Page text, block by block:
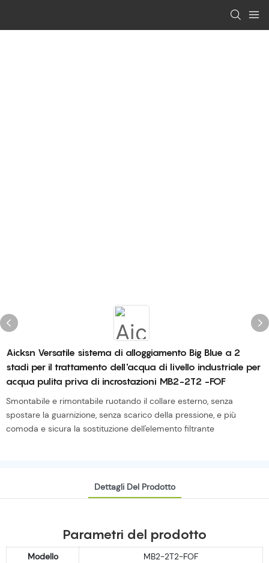
Aicksn Versatile sistema di alloggiamento Big Blue a 2
stadi per il trattamento dell'acqua di livello industriale per
acqua pulita priva di incrostazioni MB2-2T2 -FOF
Smontabile e rimontabile ruotando il collare esterno, senza
spostare la guarnizione, senza scarico della pressione, e più
comoda e sicura la sostituzione dell'elemento filtrante
Dettagli Del Prodotto
Parametri del prodotto
Modello
MB2-2T2-FOF